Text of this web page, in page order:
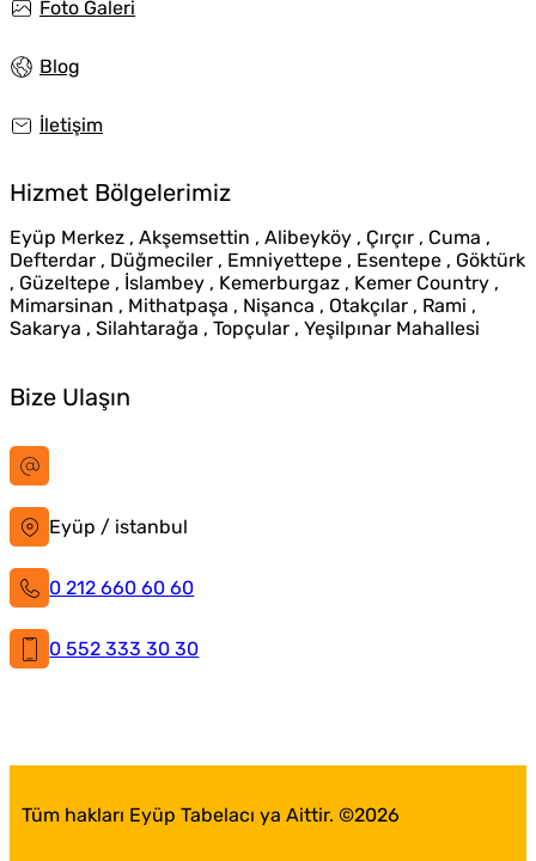
Foto Galeri
Blog
İletişim
Hizmet Bölgelerimiz
Eyüp Merkez , Akşemsettin , Alibeyköy , Çırçır , Cuma ,
Defterdar , Düğmeciler , Emniyettepe , Esentepe , Göktürk
, Güzeltepe , İslambey , Kemerburgaz , Kemer Country ,
Mimarsinan , Mithatpaşa , Nişanca , Otakçılar , Rami ,
Sakarya , Silahtarağa , Topçular , Yeşilpınar Mahallesi
Bize Ulaşın
Eyüp / istanbul
0 212 660 60 60
0 552 333 30 30
Tüm hakları Eyüp Tabelacı ya Aittir. ©2026
İstanbul Tabela